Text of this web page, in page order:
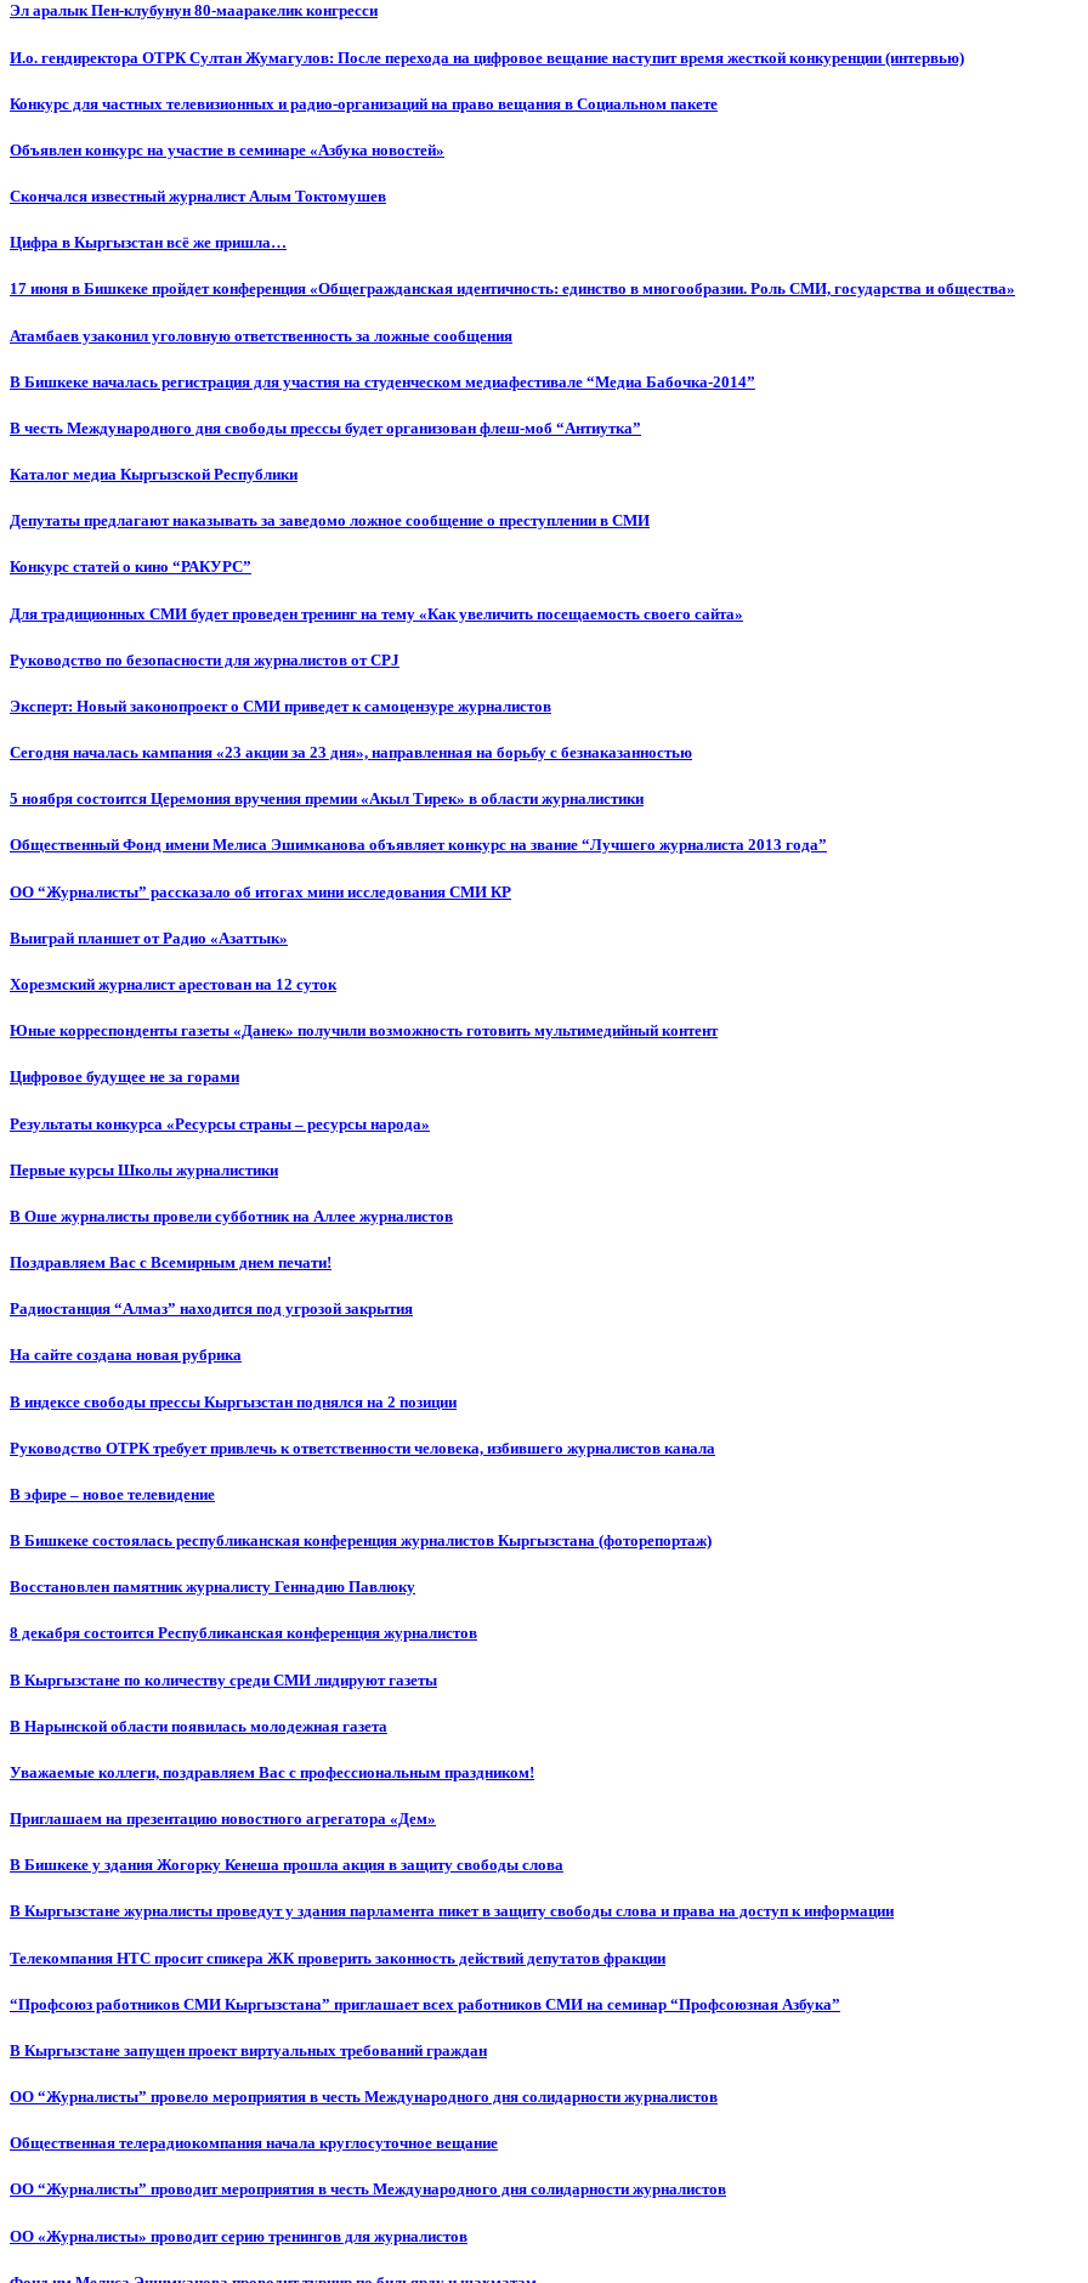
Эл аралык Пен-клубунун 80-мааракелик конгресси
И.о. гендиректора ОТРК Султан Жумагулов: После перехода на цифровое вещание наступит время жесткой конкуренции (интервью)
Конкурс для частных телевизионных и радио-организаций на право вещания в Социальном пакете
Объявлен конкурс на участие в семинаре «Азбука новостей»
Cкончался известный журналист Алым Токтомушев
Цифра в Кыргызстан всё же пришла…
17 июня в Бишкеке пройдет конференция «Общегражданская идентичность: единство в многообразии. Роль СМИ, государства и общества»
Атамбаев узаконил уголовную ответственность за ложные сообщения
В Бишкеке началась регистрация для участия на студенческом медиафестивале “Медиа Бабочка-2014”
В честь Международного дня свободы прессы будет организован флеш-моб “Антиутка”
Каталог медиа Кыргызской Республики
Депутаты предлагают наказывать за заведомо ложное сообщение о преступлении в СМИ
Конкурс статей о кино “РАКУРС”
Для традиционных СМИ будет проведен тренинг на тему «Как увеличить посещаемость своего сайта»
Руководство по безопасности для журналистов от CPJ
Эксперт: Новый законопроект о СМИ приведет к самоцензуре журналистов
Сегодня началась кампания «23 акции за 23 дня», направленная на борьбу с безнаказанностью
5 ноября состоится Церемония вручения премии «Акыл Тирек» в области журналистики
Общественный Фонд имени Мелиса Эшимканова объявляет конкурс на звание “Лучшего журналиста 2013 года”
ОО “Журналисты” рассказало об итогах мини исследования СМИ КР
Выиграй планшет от Радио «Азаттык»
Хорезмский журналист арестован на 12 суток
Юные корреспонденты газеты «Данек» получили возможность готовить мультимедийный контент
Цифровое будущее не за горами
Результаты конкурса «Ресурсы страны – ресурсы народа»
Первые курсы Школы журналистики
В Оше журналисты провели субботник на Аллее журналистов
Поздравляем Вас с Всемирным днем печати!
Радиостанция “Алмаз” находится под угрозой закрытия
На сайте создана новая рубрика
В индексе свободы прессы Кыргызстан поднялся на 2 позиции
Руководство ОТРК требует привлечь к ответственности человека, избившего журналистов канала
В эфире – новое телевидение
В Бишкеке состоялась республиканская конференция журналистов Кыргызстана (фоторепортаж)
Восстановлен памятник журналисту Геннадию Павлюку
8 декабря состоится Республиканская конференция журналистов
В Кыргызстане по количеству среди СМИ лидируют газеты
В Нарынской области появилась молодежная газета
Уважаемые коллеги, поздравляем Вас с профессиональным праздником!
Приглашаем на презентацию новостного агрегатора «Дем»
В Бишкеке у здания Жогорку Кенеша прошла акция в защиту свободы слова
В Кыргызстане журналисты проведут у здания парламента пикет в защиту свободы слова и права на доступ к информации
Телекомпания НТС просит спикера ЖК проверить законность действий депутатов фракции
“Профсоюз работников СМИ Кыргызстана” приглашает всех работников СМИ на семинар “Профсоюзная Азбука”
В Кыргызстане запущен проект виртуальных требований граждан
ОО “Журналисты” провело мероприятия в честь Международного дня солидарности журналистов
Общественная телерадиокомпания начала круглосуточное вещание
ОО “Журналисты” проводит мероприятия в честь Международного дня солидарности журналистов
ОО «Журналисты» проводит серию тренингов для журналистов